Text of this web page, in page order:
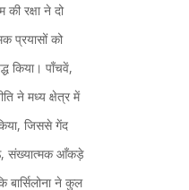
रक्षा ने दो
प्रयासों को
किया। पाँचवें,
ने मध्य क्षेत्र में
जिससे गेंद
संख्यात्मक आँकड़े
बार्सिलोना ने कुल